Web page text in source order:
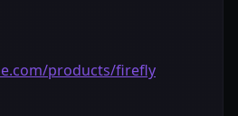
products/firefly